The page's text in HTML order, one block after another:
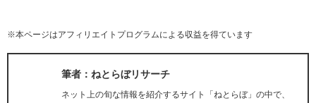
※本ページはアフィリエイトプログラムによる収益を得ています
筆者：ねとらぼリサーチ
ネット上の旬な情報を紹介するサイト「ねとらぼ」の中で、